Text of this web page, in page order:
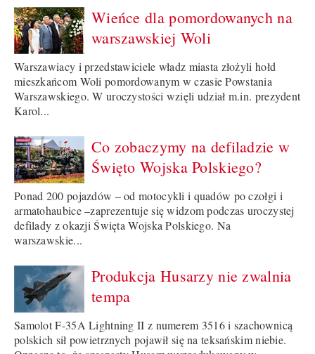
Wieńce dla pomordowanych na
warszawskiej Woli
Warszawiacy i przedstawiciele władz miasta złożyli hołd
mieszkańcom Woli pomordowanym w czasie Powstania
Warszawskiego. W uroczystości wzięli udział m.in. prezydent
Karol...
Co zobaczymy na defiladzie w
Święto Wojska Polskiego?
Ponad 200 pojazdów – od motocykli i quadów po czołgi i
armatohaubice –zaprezentuje się widzom podczas uroczystej
defilady z okazji Święta Wojska Polskiego. Na
warszawskie...
Produkcja Husarzy nie zwalnia
tempa
Samolot F-35A Lightning II z numerem 3516 i szachownicą
polskich sił powietrznych pojawił się na teksańskim niebie.